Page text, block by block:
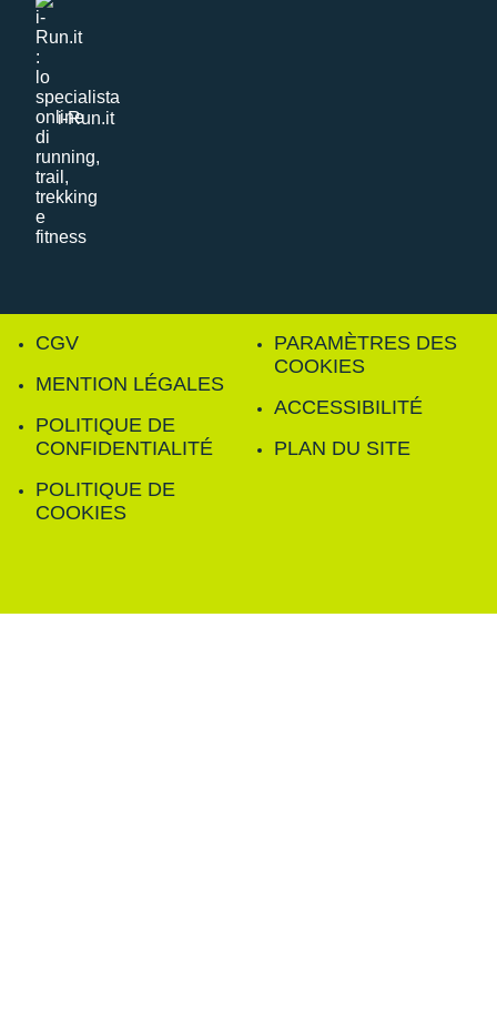
i-Run.it
CGV
MENTION LÉGALES
POLITIQUE DE
CONFIDENTIALITÉ
POLITIQUE DE
COOKIES
PARAMÈTRES DES
COOKIES
ACCESSIBILITÉ
PLAN DU SITE